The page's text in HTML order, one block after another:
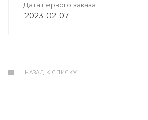
Дата первого заказа
2023-02-07
НАЗАД К СПИСКУ